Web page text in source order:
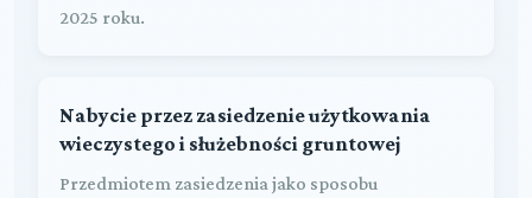
2025 roku.
Nabycie przez zasiedzenie użytkowania
wieczystego i służebności gruntowej
Przedmiotem zasiedzenia jako sposobu